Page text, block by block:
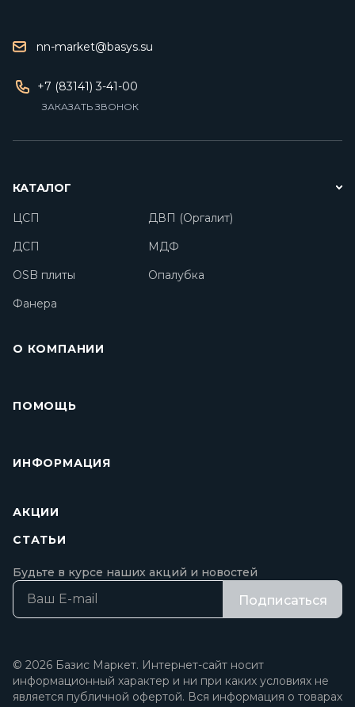
nn-market@basys.su
+7 (83141) 3-41-00
ЗАКАЗАТЬ ЗВОНОК
КАТАЛОГ
ЦСП
ДВП (Оргалит)
ДСП
МДФ
OSB плиты
Опалубка
Фанера
О КОМПАНИИ
ПОМОЩЬ
ИНФОРМАЦИЯ
АКЦИИ
СТАТЬИ
Будьте в курсе наших акций и новостей
Подписаться
© 2026 Базис Маркет. Интернет-сайт носит
информационный характер и ни при каких условиях не
является публичной офертой. Вся информация о товарах